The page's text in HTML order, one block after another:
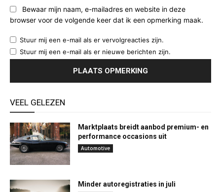
Bewaar mijn naam, e-mailadres en website in deze
browser voor de volgende keer dat ik een opmerking maak.
Stuur mij een e-mail als er vervolgreacties zijn.
Stuur mij een e-mail als er nieuwe berichten zijn.
VEEL GELEZEN
Marktplaats breidt aanbod premium- en
performance occasions uit
Automotive
Minder autoregistraties in juli